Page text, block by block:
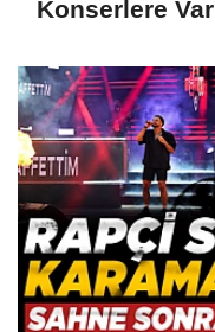
Konserlere Var